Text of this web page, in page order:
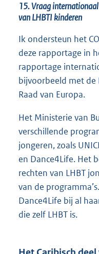
15. Vraag
van LHBTI kinderen
Ik ondersteun het
deze rapportage in
rapportage
bijvoorbeeld met de
Raad van Europa.
Het Ministerie van
verschillende
jongeren, zoals
en Dance4Life. Het
rechten van LHBT
van de
Dance4Life bij al
die zelf LHBT is.